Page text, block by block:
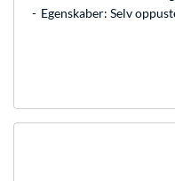
Egenskaber: Selv